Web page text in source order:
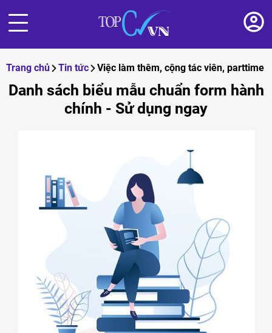
Trang chủ Tin tức Việc làm thêm, cộng tác viên, parttime
Danh sách biểu mẫu chuẩn form hành
chính - Sử dụng ngay